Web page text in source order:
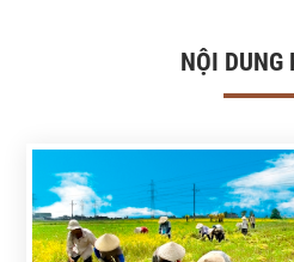
NỘI DUNG